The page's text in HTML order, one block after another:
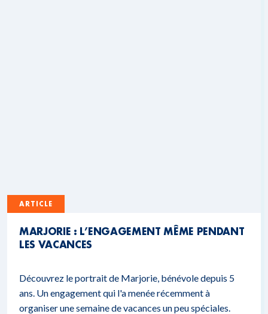
ARTICLE
MARJORIE : L’ENGAGEMENT MÊME PENDANT
LES VACANCES
Découvrez le portrait de Marjorie, bénévole depuis 5
ans. Un engagement qui l'a menée récemment à
organiser une semaine de vacances un peu spéciales.